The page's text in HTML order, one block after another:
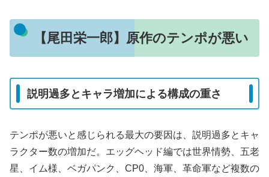
【尾田栄一郎】原作のテンポが悪い
説明過多とキャラ増加による構成の重さ
テンポが悪いと感じられる最大の要因は、説明過多とキャ
ラクター数の増加だ。エッグヘッド編では世界情勢、五老
星、イム様、ベガパンク、CP0、海軍、革命軍など複数の